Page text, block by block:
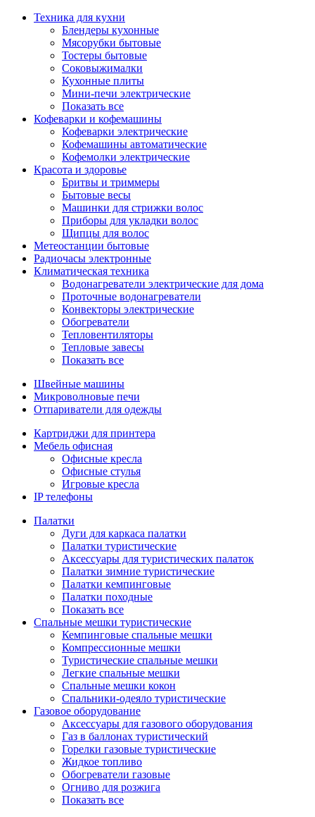
Техника для кухни
Блендеры кухонные
Мясорубки бытовые
Тостеры бытовые
Соковыжималки
Кухонные плиты
Мини-печи электрические
Показать все
Кофеварки и кофемашины
Кофеварки электрические
Кофемашины автоматические
Кофемолки электрические
Красота и здоровье
Бритвы и триммеры
Бытовые весы
Машинки для стрижки волос
Приборы для укладки волос
Щипцы для волос
Метеостанции бытовые
Радиочасы электронные
Климатическая техника
Водонагреватели электрические для дома
Проточные водонагреватели
Конвекторы электрические
Обогреватели
Тепловентиляторы
Тепловые завесы
Показать все
Швейные машины
Микроволновые печи
Отпариватели для одежды
Картриджи для принтера
Мебель офисная
Офисные кресла
Офисные стулья
Игровые кресла
IP телефоны
Палатки
Дуги для каркаса палатки
Палатки туристические
Аксессуары для туристических палаток
Палатки зимние туристические
Палатки кемпинговые
Палатки походные
Показать все
Спальные мешки туристические
Кемпинговые спальные мешки
Компрессионные мешки
Туристические спальные мешки
Легкие спальные мешки
Спальные мешки кокон
Спальники-одеяло туристические
Газовое оборудование
Аксессуары для газового оборудования
Газ в баллонах туристический
Горелки газовые туристические
Жидкое топливо
Обогреватели газовые
Огниво для розжига
Показать все